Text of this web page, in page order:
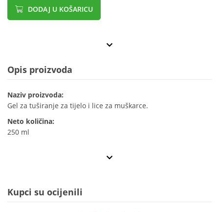
DODAJ U KOŠARICU
Opis proizvoda
Naziv proizvoda:
Gel za tuširanje za tijelo i lice za muškarce.
Neto količina:
250 ml
Kupci su ocijenili